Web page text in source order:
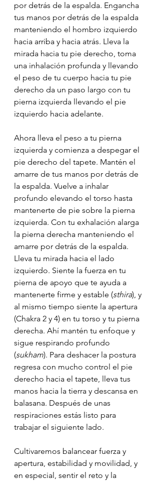
por detrás de la espalda. Engancha
tus manos por detrás de la espalda
manteniendo el hombro izquierdo
hacia arriba y hacia atrás. Lleva la
mirada hacia tu pie derecho, toma
una inhalación profunda y llevando
el peso de tu cuerpo hacia tu pie
derecho da un paso largo con tu
pierna izquierda llevando el pie
izquierdo hacia adelante.
Ahora lleva el peso a tu pierna
izquierda y comienza a despegar el
pie derecho del tapete. Mantén el
amarre de tus manos por detrás de
la espalda. Vuelve a inhalar
profundo elevando el torso hasta
mantenerte de pie sobre la pierna
izquierda. Con tu exhalación alarga
la pierna derecha manteniendo el
amarre por detrás de la espalda.
Lleva tu mirada hacia el lado
izquierdo. Siente la fuerza en tu
pierna de apoyo que te ayuda a
mantenerte firme y estable (sthira), y
al mismo tiempo siente la apertura
(Chakra 2 y 4) en tu torso y tu pierna
derecha. Ahí mantén tu enfoque y
sigue respirando profundo
(sukham). Para deshacer la postura
regresa con mucho control el pie
derecho hacia el tapete, lleva tus
manos hacia la tierra y descansa en
balasana. Después de unas
respiraciones estás listo para
trabajar el siguiente lado.
Cultivaremos balancear fuerza y
apertura, estabilidad y movilidad, y
en especial, sentir el reto y la